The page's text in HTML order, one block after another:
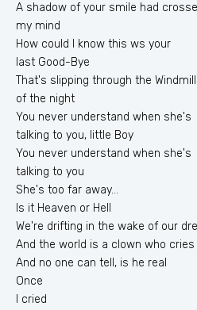
A shadow of your smile had
my mind
How could I know this ws your
last Good-Bye
That's slipping through the
of the night
You never understand when she's
talking to you, little Boy
You never understand when she's
talking to you
She's too far away...
Is it Heaven or Hell
We're drifting in the wake of our
And the world is a clown who cries
And no one can tell, is he real
Once
I cried